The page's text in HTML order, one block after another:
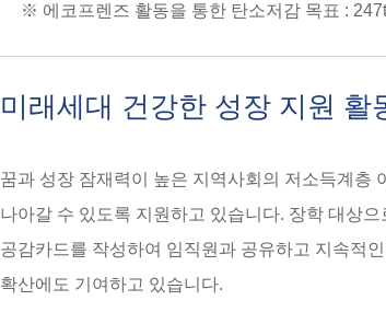
※ 에코프렌즈 활동을 통한 탄소저감 목표 :
미래세대 건강한 성장 지원 활
꿈과 성장 잠재력이 높은 지역사회의 저소득계층
나아갈 수 있도록 지원하고 있습니다. 장학 대상
공감카드를 작성하여 임직원과 공유하고 지속적
확산에도 기여하고 있습니다.